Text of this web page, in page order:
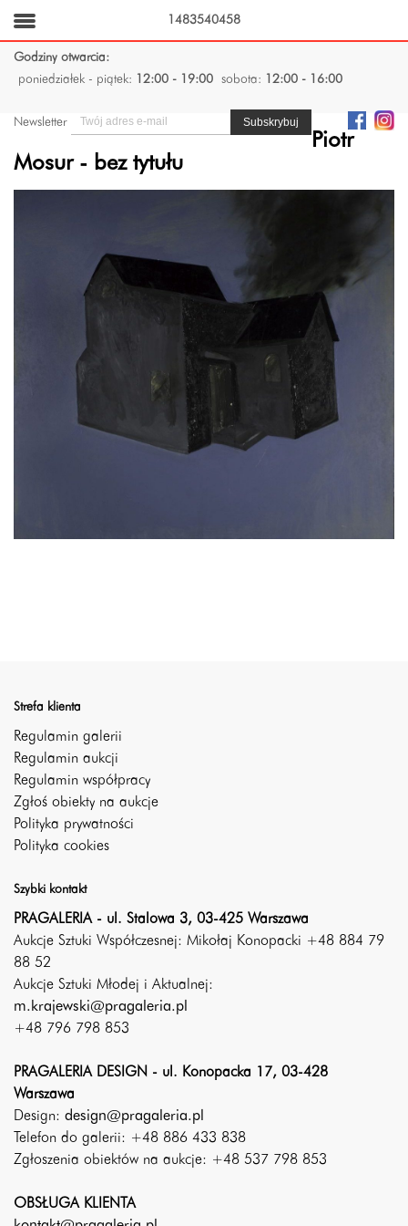
Godziny otwarcia:
poniedziałek - piątek:
12:00 - 19:00 sobota: 12:00 - 16:00
Newsletter
Piotr
Mosur - bez tytułu
Strefa klienta
Regulamin galerii
Regulamin aukcji
Regulamin współpracy
Zgłoś obiekty na aukcje
Polityka prywatności
Polityka cookies
Szybki kontakt
PRAGALERIA - ul. Stalowa 3, 03-425 Warszawa
Aukcje Sztuki Współczesnej: Mikołaj Konopacki +48 884 79
88 52
Aukcje Sztuki Młodej i Aktualnej:
m.krajewski@pragaleria.pl
+48 796 798 853
PRAGALERIA DESIGN - ul. Konopacka 17, 03-428
Warszawa
Design: design@pragaleria.pl
Telefon do galerii: +48 886 433 838
Zgłoszenia obiektów na aukcje: +48 537 798 853
OBSŁUGA KLIENTA
1483540458